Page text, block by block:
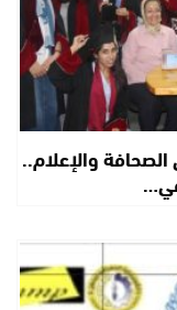
والإعلام..